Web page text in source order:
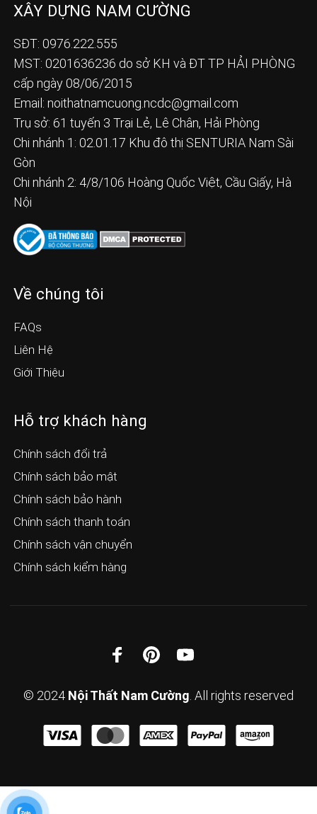
XÂY DỰNG NAM CƯỜNG
SĐT: 0976.222.555
MST: 0201636236 do sở KH và ĐT TP HẢI PHÒNG
cấp ngày 08/06/2015
Email: noithatnamcuong.ncdc@gmail.com
Trụ sở: 61 tuyến 3 Trại Lẻ, Lê Chân, Hải Phòng
Chi nhánh 1: 02.01.17 Khu đô thị SENTURIA Nam Sài
Gòn
Chi nhánh 2: 4/8/106 Hoàng Quốc Việt, Cầu Giấy, Hà
Nội
Về chúng tôi
FAQs
Liên Hệ
Giới Thiệu
Hỗ trợ khách hàng
Chính sách đổi trả
Chính sách bảo mật
Chính sách bảo hành
Chính sách thanh toán
Chính sách vận chuyển
Chính sách kiểm hàng
© 2024 Nội Thất Nam Cường . All rights reserved